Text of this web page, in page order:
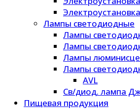
Лампы светодиодные
Лампы
Лампы
Лампы
Лампы
AVL
Св/диод. лампа
Пищевая продукция